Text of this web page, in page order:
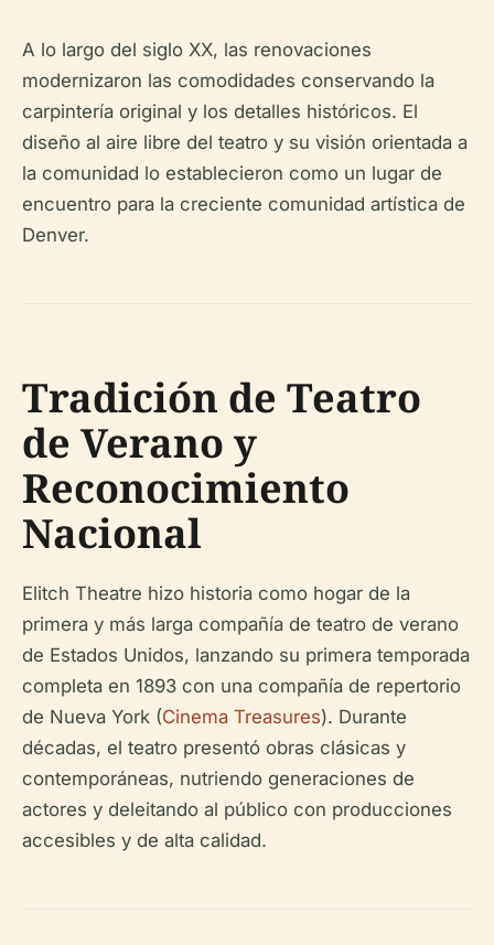
A lo largo del siglo XX, las renovaciones
modernizaron las comodidades conservando la
carpintería original y los detalles históricos. El
diseño al aire libre del teatro y su visión orientada a
la comunidad lo establecieron como un lugar de
encuentro para la creciente comunidad artística de
Denver.
Tradición de Teatro
de Verano y
Reconocimiento
Nacional
Elitch Theatre hizo historia como hogar de la
primera y más larga compañía de teatro de verano
de Estados Unidos, lanzando su primera temporada
completa en 1893 con una compañía de repertorio
de Nueva York (Cinema Treasures). Durante
décadas, el teatro presentó obras clásicas y
contemporáneas, nutriendo generaciones de
actores y deleitando al público con producciones
accesibles y de alta calidad.